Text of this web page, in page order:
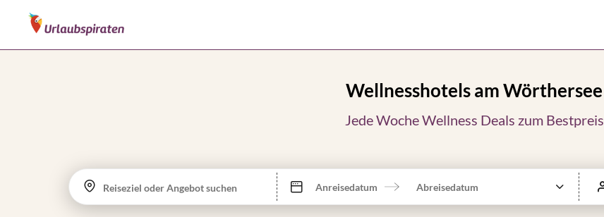
Wellnesshotels am Wörthersee
Jede Woche Wellness Deals zum Bestpreis
Reiseziel oder Angebot suchen Anreisedatum Abreisedatum